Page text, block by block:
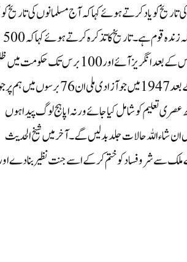
کو یاد کرتے ہوئے کہا کہ آج مسلمانوں کی تاریخ
کرنے کی سازش کی جارہی ہے اسے مردہ قوم ثابت کیا جارہا ہے جب کہ مسلمان مردہ نہیں بلکہ زندہ قوم ہے۔ تاریخ کا تذکرہ کرتے ہوئے کہا کہ 500
برس تک ترکوں نے پھر خلجی، لودھی اور مغلوں نے حکومت کی اور کسی پر جبر وظلم نہیں کیا اس کے بعد انگریز آئے اور 100
جبر کی تاریخ رقم کی۔ مولانا نے کہا : صرف جون پور میں 52000 علماء مار دئیے گئے۔ اس کے بعد 1947 میں جو آزادی ملی ان
تعلیم کو شامل کیا جائے ورنہ اپاہج لوگ پیدا ہوں
ان شاء اللہ حالات جلد بدلیں گے۔آخر میں شیخ الحدیث
ملک سے شر وفساد کوختم کرکے اسے جنت نظیر بنادے